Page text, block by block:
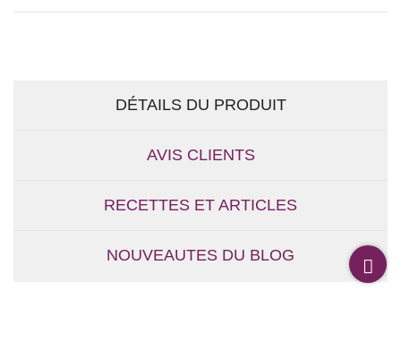
DÉTAILS DU PRODUIT
AVIS CLIENTS
RECETTES ET ARTICLES
NOUVEAUTES DU BLOG